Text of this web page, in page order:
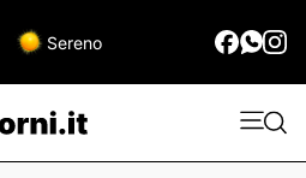
Sereno